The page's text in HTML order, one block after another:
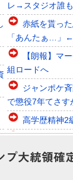
ップ、オリン
日本人や外国人
レ→スタジオ誰
赤紙を貰っ
「あんたぁ…」
【朗報】マ
組ロードへ
ジャンポケ
で懲役7年てさす
高学歴精神2
か
プ大統領確